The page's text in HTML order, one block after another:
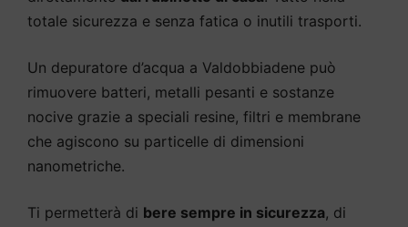
totale sicurezza e senza fatica o inutili trasporti.
Un depuratore d’acqua a Valdobbiadene può
rimuovere batteri, metalli pesanti e sostanze
nocive grazie a speciali resine, filtri e membrane
che agiscono su particelle di dimensioni
nanometriche.
Ti permetterà di bere sempre in sicurezza, di